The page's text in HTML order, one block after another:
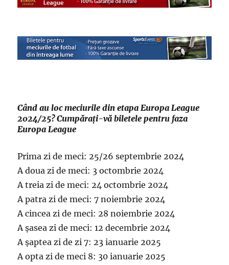
Când au loc meciurile din etapa Europa League
2024/25? Cumpărați-vă biletele pentru faza
Europa League
Prima zi de meci: 25/26 septembrie 2024
A doua zi de meci: 3 octombrie 2024
A treia zi de meci: 24 octombrie 2024
A patra zi de meci: 7 noiembrie 2024
A cincea zi de meci: 28 noiembrie 2024
A șasea zi de meci: 12 decembrie 2024
A șaptea zi de zi 7: 23 ianuarie 2025
A opta zi de meci 8: 30 ianuarie 2025